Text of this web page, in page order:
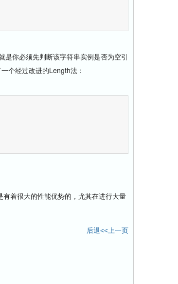
你必须先判断该字符串实例是否为空引
个经过改进的Length法：
着很大的性能优势的，尤其在进行大量
后退<<上一页